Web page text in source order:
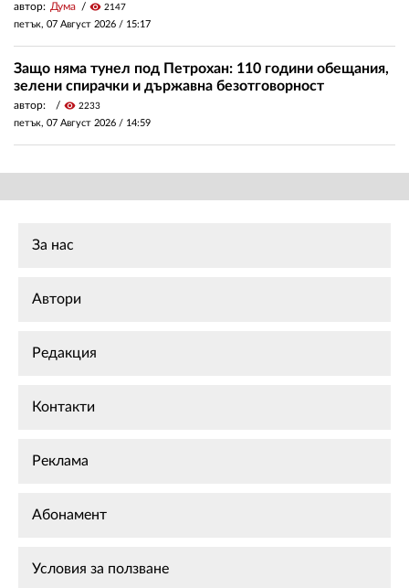
автор: Дума visibility 2147
петък, 07 Август 2026 / 15:17
Защо няма тунел под Петрохан: 110 години обещания,
зелени спирачки и държавна безотговорност
автор: visibility 2233
петък, 07 Август 2026 / 14:59
За нас
Автори
Редакция
Контакти
Реклама
Абонамент
Условия за ползване